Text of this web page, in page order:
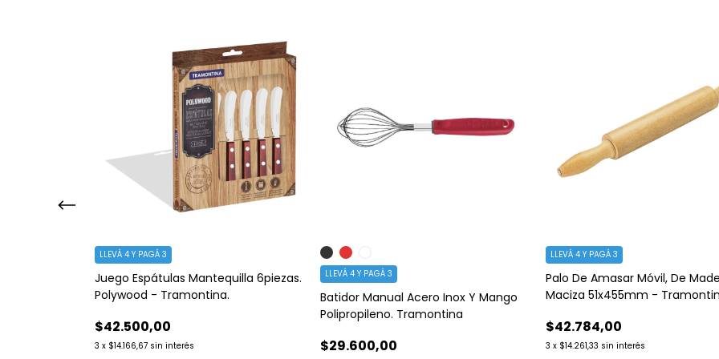
Juego Espátulas Mantequilla 6piezas.
Polywood - Tramontina.
$42.500,00
3 x $14.166,67 sin interés
LLEVÁ 4 Y PAGÁ 3
Batidor Manual Acero Inox Y Mango
Polipropileno. Tramontina
$29.600,00
LLEVÁ 4 Y PAGÁ 3
Palo De Amasar Móvil, De
Maciza 51x455mm -
$42.784,00
3 x $14.261,33 sin interés
LLEVÁ 4 Y PAGÁ 3